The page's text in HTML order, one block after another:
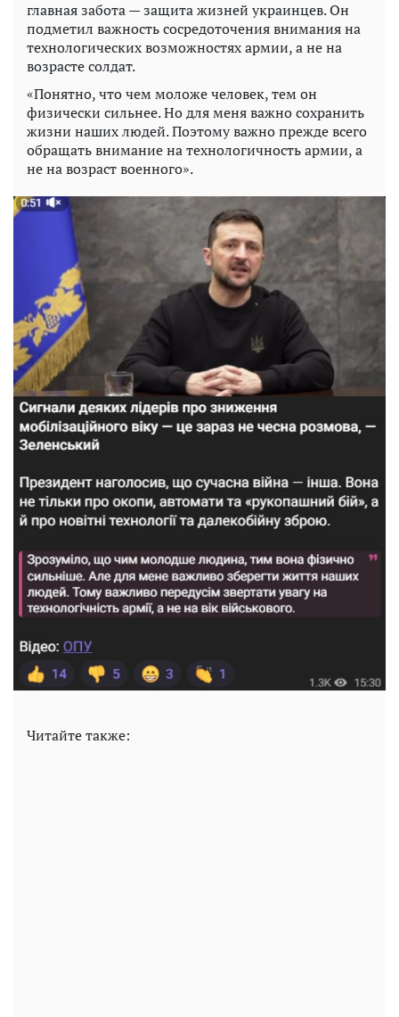
главная забота — защита жизней украинцев. Он
подметил важность сосредоточения внимания на
технологических возможностях армии, а не на
возрасте солдат.
«Понятно, что чем моложе человек, тем он
физически сильнее. Но для меня важно сохранить
жизни наших людей. Поэтому важно прежде всего
обращать внимание на технологичность армии, а
не на возраст военного».
Читайте также: